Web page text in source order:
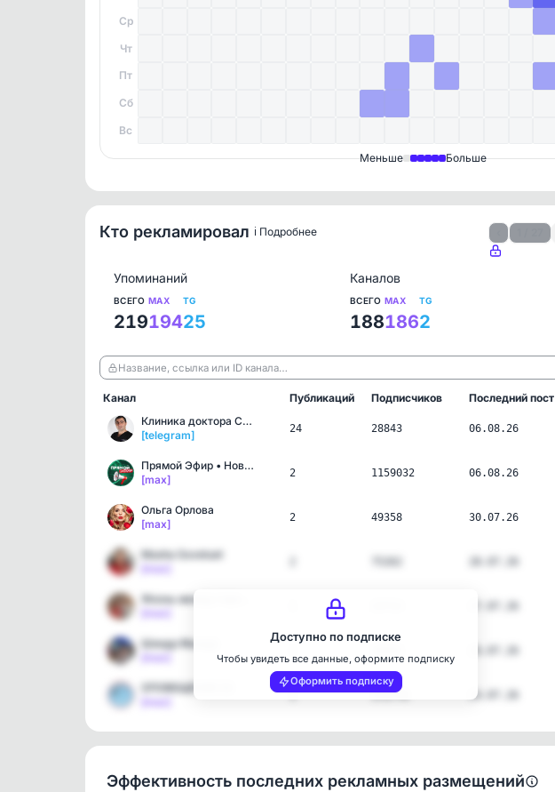
Ср
Чт
Пт
Сб
Вс
Меньше Больше
Кто рекламировал ℹ️ Подробнее
Упоминаний
ВСЕГО
219
MAX
194
TG
25
Каналов
ВСЕГО
188
MAX
186
TG
2
Название, ссылка или ID канала…
Канал Публикаций Подписчиков
Последний пост
Клиника доктора Севака E…
[telegram]
24 28843 06.08.26
Прямой Эфир • Новости
[max]
2 1159032 06.08.26
Ольга Орлова
[max]
2 49358 30.07.26
Masha Sovetuet
Шиндр Мындр
ОПОВЕЩЕНИЕ 52
1 172776 24.07.26
Доступно по подписке
Чтобы увидеть все данные, оформите подписку
Оформить подписку
Эффективность последних рекламных размещений